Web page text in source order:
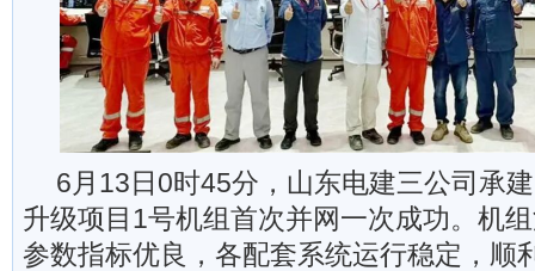
6月13日0时45分，山东电建三公司承
升级项目1号机组首次并网一次成功。机
参数指标优良，各配套系统运行稳定，顺